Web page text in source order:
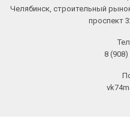
Челябинск, строительный
проспект
8